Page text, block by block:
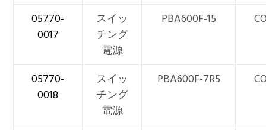
05770-
0017
スイッ
チング
電源
PBA600F-15
05770-
0018
スイッ
チング
電源
PBA600F-7R5